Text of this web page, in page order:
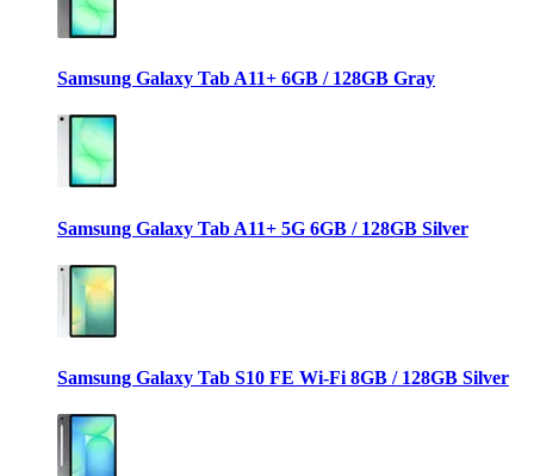
Samsung Galaxy Tab A11+ 6GB / 128GB Gray
Samsung Galaxy Tab A11+ 5G 6GB / 128GB Silver
Samsung Galaxy Tab S10 FE Wi-Fi 8GB / 128GB Silver